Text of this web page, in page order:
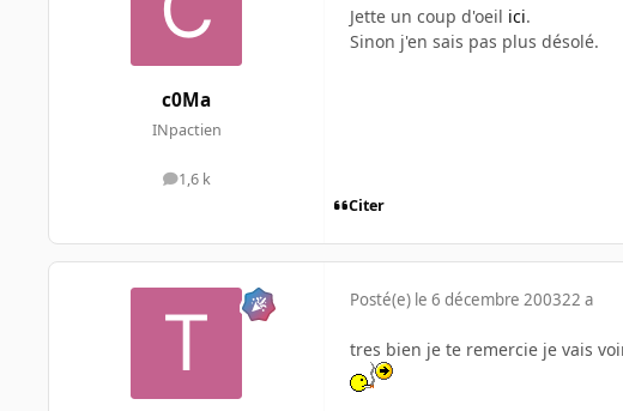
c0Ma
INpactien
1,6 k
messages
Jette un coup d'oeil ici.
Sinon j'en sais pas plus désolé.
Citer
Posté(e) le 6 décembre 200322 a
tres bien je te remercie je vais